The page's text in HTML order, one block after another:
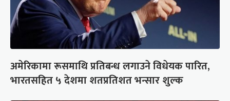
अमेरिकामा रूसमाथि प्रतिबन्ध लगाउने विधेयक पारित,
भारतसहित ५ देशमा शतप्रतिशत भन्सार शुल्क